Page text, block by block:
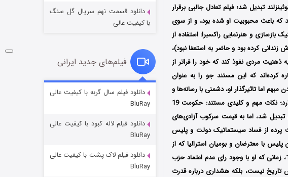
تبدیل شد؛ فیلم تعادل جالبی برقرار
که باعث محبوبیت او شده بود، و از سوی
فساد پلیس و سوءاستفاده از قدرت را به تصویر می‌کشد؛ 2. تکنیک بازسازی و هنرنمایی راکسبرا: استفاده از
کرده بود و حاضر به استعفا نبود)،
مردی نفوذ کند که خود را فراتر از
اشاره کرده‌اند که این مستند جو را به عنوان
اما تاثیرگذار او، دشمنی با رسانه‌ها و
تکیه بر پایگاه رای روستایی، شباهت‌های عجیبی به فضای سیاسی امروز جهان دارد؛ نکات مهم و کلیدی مستند: حکومت 19
تبدیل شد، اما به قیمت سرکوب آزادی‌های
پرده از فساد سیستماتیک دولت و پلیس
با معترضان و بومیان استرالیا که از
اتیک: به تصویر کشیدن لحظات نوامبر 1987، زمانی که او با وجود رای عدم اعتماد حزب
نیست، بلکه هشداری درباره قدرت
شوگر فصل ۲
قسمت
دانلود قسمت نهم سریال گل سنگ
با کیفیت عالی
فیلم‌های جدید ایرانی
دانلود فیلم سال گربه با کیفیت عالی
BluRay
دانلود فیلم لاله کبود با کیفیت عالی
BluRay
دانلود فیلم لاک پشت با کیفیت عالی
BluRay